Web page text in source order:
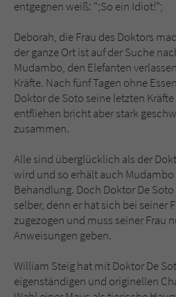
entgegnen weiß: ";So ein Idiot!";
Deborah, die Frau des Doktors
der ganze Ort ist auf der Suche
Mudambo, den Elefanten
Kräfte. Nach fünf Tagen ohne
Doktor de Soto seine letzten
entfliehen bricht aber stark
zusammen.
Alle sind überglücklich als der
wird und so erhält auch
Behandlung. Doch Doktor De
selber, denn er hat sich bei seiner
zugezogen und muss seiner Frau
Anweisungen geben.
William Steig hat mit Doktor De
eigenständigen und originellen